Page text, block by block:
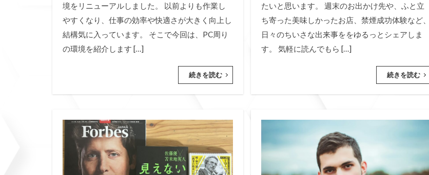
境をリニューアルしました。 以前よりも作業し
やすくなり、仕事の効率や快適さが大きく向上し
結構気に入っています。 そこで今回は、PC周り
の環境を紹介します […]
続きを読む
たいと思います。 週末のお出かけ先や、ふと立
ち寄った美味しかったお店、禁煙成功体験など、
日々のちいさな出来事ををゆるっとシェアしま
す。 気軽に読んでもら […]
続きを読む